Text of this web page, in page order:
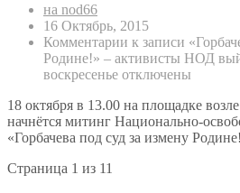
на nod66
16 Октябрь, 2015
Комментарии к записи
Родине!» – активисты НОД
воскресенье отключены
18 октября в 13.00 на площадке
начнётся митинг Национально-
«Горбачева под суд за измену
Страница 1 из 11